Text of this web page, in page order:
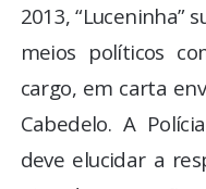
2013, “Luceninha”
meios políticos
cargo, em carta
Cabedelo. A
deve elucidar a